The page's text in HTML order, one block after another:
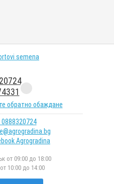
обратно обаждане
0888320724
Agrogradina
от 09:00 до 18:00
10:00 до 14:00